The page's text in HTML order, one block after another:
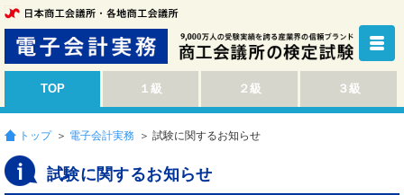
TOP １級 ２級 ３級
トップ ＞ 電子会計実務 ＞ 試験に関するお知らせ
試験に関するお知らせ